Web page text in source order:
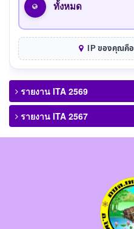
ทั้งหมด
IP ของคุณคือ
รายงาน ITA 2569
รายงาน ITA 2567